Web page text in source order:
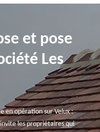
et pose
Les
en opération sur Velux :
les propriétaires qui